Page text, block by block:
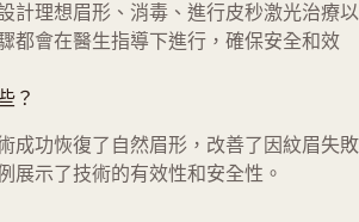
計理想眉形、消毒、進行皮秒激光治療以
都會在醫生指導下進行，確保安全和效
？
成功恢復了自然眉形，改善了因紋眉失敗
展示了技術的有效性和安全性。